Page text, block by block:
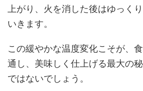
上がり、火を消した後はゆっく
いきます。
この緩やかな温度変化こそが、
通し、美味しく仕上げる最大の
ではないでしょう。